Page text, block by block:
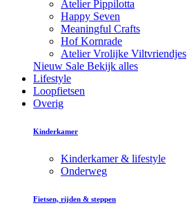
Atelier Pippilotta
Happy Seven
Meaningful Crafts
Hof Kornrade
Atelier Vrolijke Viltvriendjes
Nieuw Sale Bekijk alles
Lifestyle
Loopfietsen
Overig
Kinderkamer
Kinderkamer & lifestyle
Onderweg
Fietsen, rijden & steppen